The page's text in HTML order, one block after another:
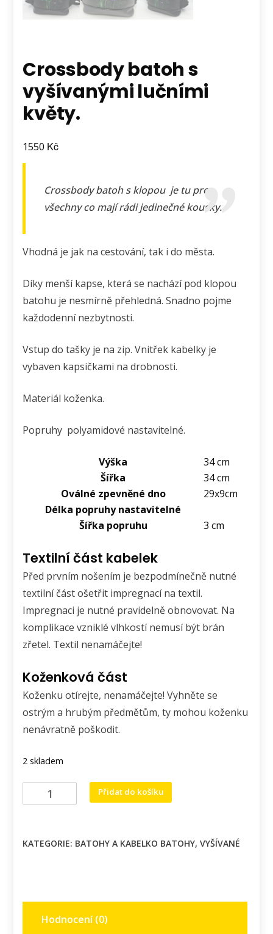
Crossbody batoh s
vyšívanými lučními
květy.
1550 Kč
Crossbody batoh s klopou je tu pro
všechny co mají rádi jedinečné kousky.
Vhodná je jak na cestování, tak i do města.
Díky menší kapse, která se nachází pod klopou
batohu je nesmírně přehledná. Snadno pojme
každodenní nezbytnosti.
Vstup do tašky je na zip. Vnitřek kabelky je
vybaven kapsičkami na drobnosti.
Materiál koženka.
Popruhy polyamidové nastavitelné.
Výška
34 cm
Šířka
34 cm
Oválné zpevněné dno
29x9cm
Délka popruhy nastavitelné
Šířka popruhu
3 cm
Textilní část kabelek
Před prvním nošením je bezpodmínečně nutné
textilní část ošetřit impregnací na textil.
Impregnaci je nutné pravidelně obnovovat. Na
komplikace vzniklé vlhkostí nemusí být brán
zřetel. Textil nenamáčejte!
Koženková část
Koženku otírejte, nenamáčejte! Vyhněte se
ostrým a hrubým předmětům, ty mohou koženku
nenávratně poškodit.
2 skladem
Crossbody
batoh
lučními
Přidat do košíku
KATEGORIE: BATOHY A KABELKO BATOHY,VYŠÍVANÉ
Hodnocení (0)